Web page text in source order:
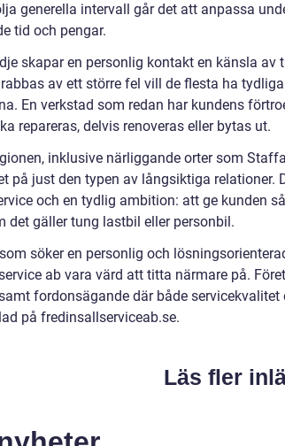
generella intervall går det att anpassa
tid och pengar.
skapar en personlig kontakt en känsla
av ett större fel vill de flesta ha
En verkstad som redan har kundens
repareras, delvis renoveras eller bytas ut.
inklusive närliggande orter som
på just den typen av långsiktiga relationer.
och en tydlig ambition: att ge kunden
det gäller tung lastbil eller personbil.
söker en personlig och
ab vara värd att titta närmare på.
fordonsägande där både
på fredinsallserviceab.se.
Läs fler